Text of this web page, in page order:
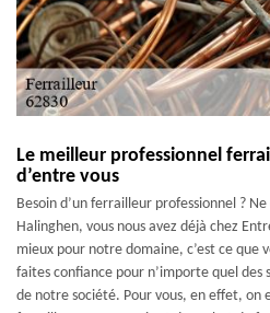
Le meilleur professionnel
d’entre vous
Besoin d’un ferrailleur professionnel ?
Halinghen, vous nous avez déjà chez
mieux pour notre domaine, c’est ce que
faites confiance pour n’importe quel des
de notre société. Pour vous, en effet, on